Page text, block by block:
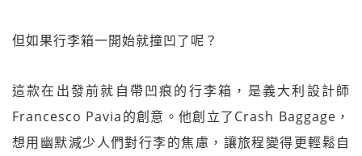
但如果行李箱一開始就撞凹了呢？
這款在出發前就自帶凹痕的行李箱，是義大利設計師
Francesco Pavia的創意。他創立了Crash Baggage，
想用幽默減少人們對行李的焦慮，讓旅程變得更輕鬆自